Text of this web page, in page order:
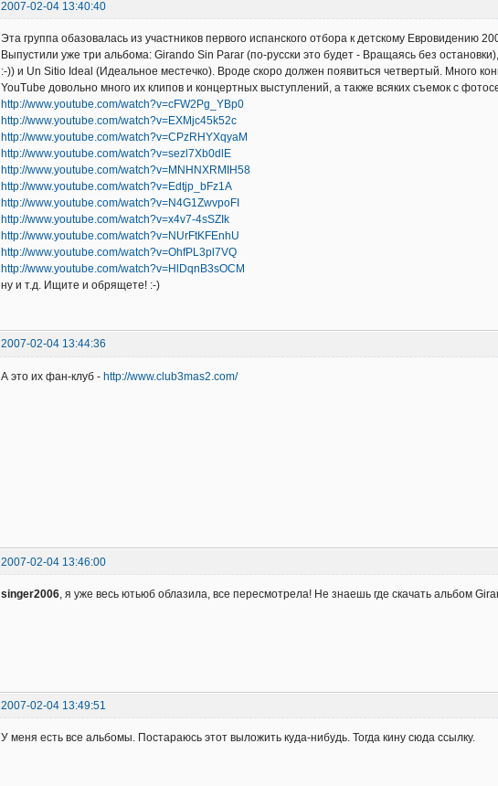
2007-02-04 13:40:40
Эта группа обазовалась из участников первого испанского отбора к детскому Евровидению
Выпустили уже три альбома: Girando Sin Parar (по-русски это будет - Вращаясь без
:-)) и Un Sitio Ideal (Идеальное местечко). Вроде скоро должен появиться четвертый. Много
YouTube довольно много их клипов и концертных выступлений, а также всяких съемок с
http://www.youtube.com/watch?v=cFW2Pg_YBp0
http://www.youtube.com/watch?v=EXMjc45k52c
http://www.youtube.com/watch?v=CPzRHYXqyaM
http://www.youtube.com/watch?v=sezl7Xb0dlE
http://www.youtube.com/watch?v=MNHNXRMIH58
http://www.youtube.com/watch?v=Edtjp_bFz1A
http://www.youtube.com/watch?v=N4G1ZwvpoFI
http://www.youtube.com/watch?v=x4v7-4sSZIk
http://www.youtube.com/watch?v=NUrFtKFEnhU
http://www.youtube.com/watch?v=OhfPL3pl7VQ
http://www.youtube.com/watch?v=HlDqnB3sOCM
ну и т.д. Ищите и обрящете! :-)
2007-02-04 13:44:36
А это их фан-клуб - http://www.club3mas2.com/
2007-02-04 13:46:00
singer2006, я уже весь ютьюб облазила, все пересмотрела! Не знаешь где скачать альбом
2007-02-04 13:49:51
У меня есть все альбомы. Постараюсь этот выложить куда-нибудь. Тогда кину сюда ссылку.